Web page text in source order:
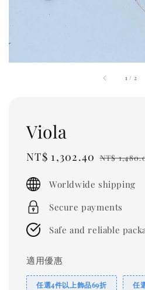
1 / 2
Viola
Sale
NT$ 1,302.40 Regular
NT$
Worldwide shipping
Secure payments
Safe and reliable
適用優惠
任選4件以上飾品69折 任